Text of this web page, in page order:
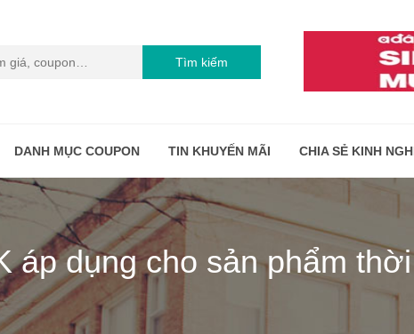
Tìm kiếm
DANH MỤC COUPON TIN KHUYẾN MÃI CHIA SẺ KINH
áp dụng cho sản phẩm